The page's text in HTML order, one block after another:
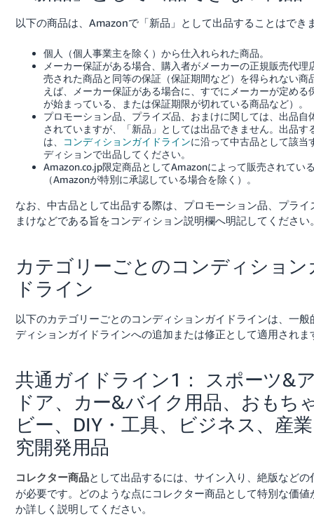
以下の商品は、Amazonで「新品」として出品することはでき
個人（個人事業主を除く）から仕入れられた商品。
メーカー保証がある場合、購入者がメーカーの正規販売代理
売された商品と同等の保証（保証期間など）を得られない商
えば、メーカー保証がある場合に、すでにメーカーが定める
が始まっている、または保証期限が切れている商品など）。
プロモーション品、プライズ品、おまけに関しては、出品自
されていますが、「新品」としては出品できません。出品す
は、
コンディションガイドラインに沿って中古品として該当
ディションで出品してください。
Amazon.co.jp限定商品としてAmazonによって販売されてい
（Amazonが特別に承認している場合を除く）。
なお、中古品として出品する際は、プロモーション品、プライ
まけなどである旨をコンディション説明欄へ明記してください
カテゴリーごとのコンディション
ドライン
以下のカテゴリーごとのコンディションガイドラインは、一般
ディションガイドラインへの追加または修正として適用されま
共通ガイドライン1： スポーツ&
ドア、カー&バイク用品、おもち
ビー、DIY・工具、ビジネス、産
究開発用品
コレクター商品として出品するには、サイン入り、絶版などの
が必要です。どのような点にコレクター商品として特別な価値
か詳しく説明してください。